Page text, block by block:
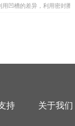
用凹槽的差异，利用密封圈
品的ER部分符合DIN6499，
持 关于我们